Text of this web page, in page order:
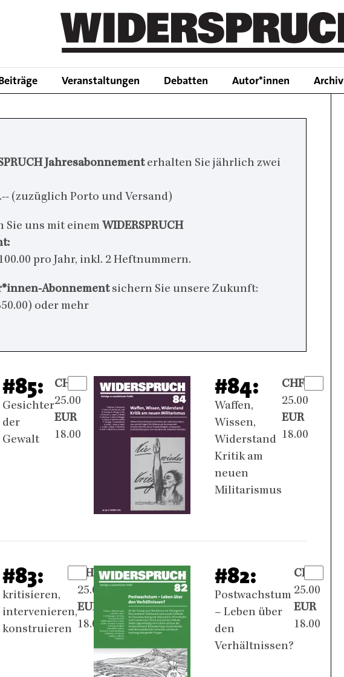
Main
navigation
Veranstaltungen Debatten Autor*innen Archiv
Jahresabonnementerhalten Sie jährlich zwei
(zuzüglich Porto und Versand)
Sie uns mit einem WIDERSPRUCH
pro Jahr, inkl. 2 Heftnummern.
Abonnementsichern Sie unsere Zukunft:
oder mehr
#85:
Gesichter
der
Gewalt
CHF
25.00
EUR
18.00
#84:
Waffen,
Wissen,
Widerstand
Kritik am
neuen
Militarismus
CHF
25.00
EUR
18.00
#83:
kritisieren,
intervenieren,
konstruieren
CHF
25.00
EUR
18.00
#82:
Postwachstum
– Leben über
den
Verhältnissen?
CHF
25.00
EUR
18.00